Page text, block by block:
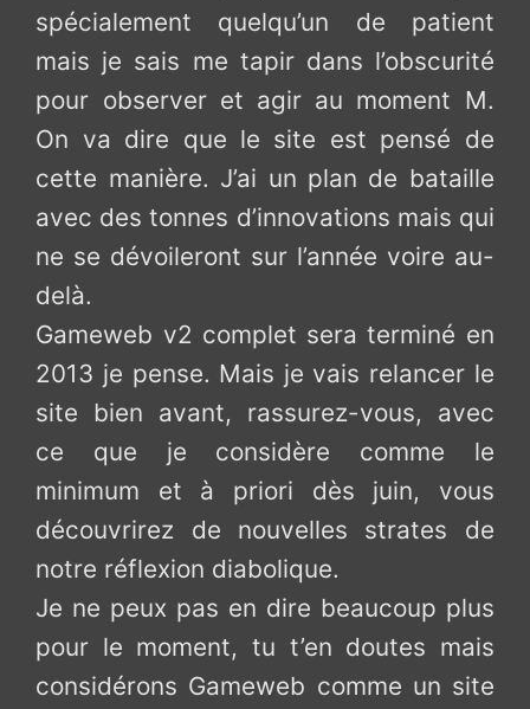
spécialement quelqu’un de patient
mais je sais me tapir dans l’obscurité
pour observer et agir au moment M.
On va dire que le site est pensé de
cette manière. J’ai un plan de bataille
avec des tonnes d’innovations mais qui
ne se dévoileront sur l’année voire au-
delà.
Gameweb v2 complet sera terminé en
2013 je pense. Mais je vais relancer le
site bien avant, rassurez-vous, avec
ce que je considère comme le
minimum et à priori dès juin, vous
découvrirez de nouvelles strates de
notre réflexion diabolique.
Je ne peux pas en dire beaucoup plus
pour le moment, tu t’en doutes mais
considérons Gameweb comme un site